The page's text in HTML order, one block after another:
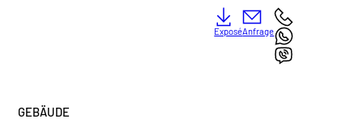
ExposéAnfrage
GEBÄUDE